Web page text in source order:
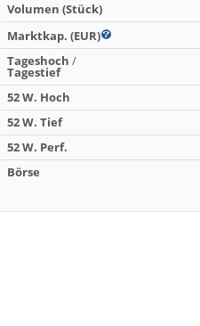
Volumen (Stück)
Marktkap. (EUR)
Tageshoch /
Tagestief
52 W. Hoch
52 W. Tief
52 W. Perf.
Börse